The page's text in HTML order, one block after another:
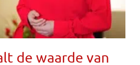
de waarde van